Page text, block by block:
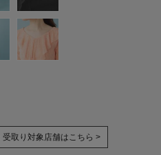
受取り対象店舗はこちら >